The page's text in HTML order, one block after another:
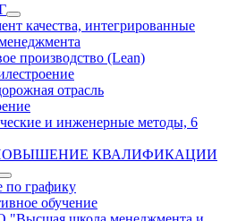
качества, интегрированные
производство (Lean)
отрасль
и инженерные методы, 6
КВАЛИФИКАЦИИ
по графику
обучение